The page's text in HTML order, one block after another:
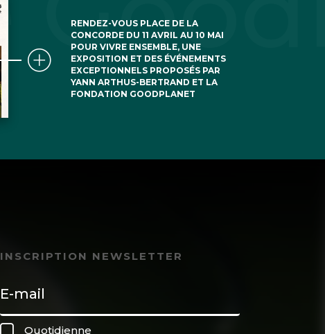
RENDEZ-VOUS PLACE DE LA
CONCORDE DU 11 AVRIL AU 10 MAI
POUR VIVRE ENSEMBLE, UNE
EXPOSITION ET DES ÉVÉNEMENTS
EXCEPTIONNELS PROPOSÉS PAR
YANN ARTHUS-BERTRAND ET LA
FONDATION GOODPLANET
INSCRIPTION NEWSLETTER
Quotidienne